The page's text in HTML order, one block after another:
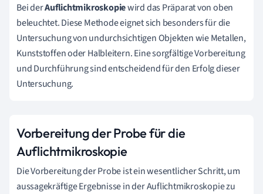
Bei derAuflichtmikroskopiewird das Präparat von oben
beleuchtet. Diese Methode eignet sich besonders für die
Untersuchung von undurchsichtigen Objekten wie Metallen,
Kunststoffen oder Halbleitern. Eine sorgfältige Vorbereitung
und Durchführung sind entscheidend für den Erfolg dieser
Untersuchung.
Vorbereitung der Probe für die
Auflichtmikroskopie
Die Vorbereitung der Probe ist ein wesentlicher Schritt, um
aussagekräftige Ergebnisse in der Auflichtmikroskopie zu